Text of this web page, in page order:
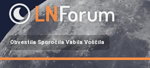
Obvestila Sporočila Vabila Voščila